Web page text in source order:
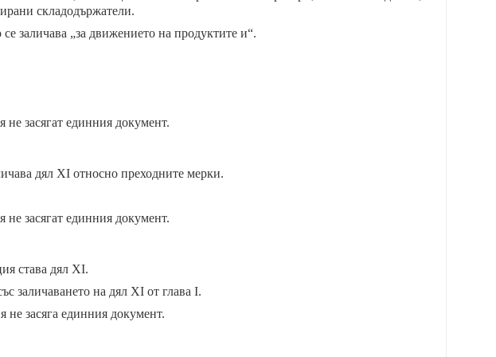
складодържатели.
заличава „за движението на продуктите и“.
засягат единния документ.
дял XI относно преходните мерки.
засягат единния документ.
става дял XI.
заличаването на дял XI от глава I.
не засяга единния документ.